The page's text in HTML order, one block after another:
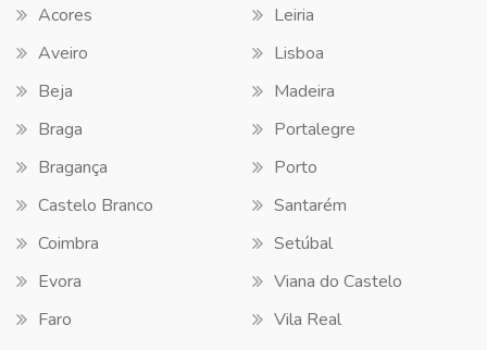
Acores
Aveiro
Beja
Braga
Bragança
Castelo Branco
Coimbra
Evora
Faro
Leiria
Lisboa
Madeira
Portalegre
Porto
Santarém
Setúbal
Viana do Castelo
Vila Real